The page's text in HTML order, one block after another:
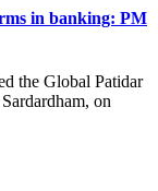
in banking: PM
the Global Patidar
on